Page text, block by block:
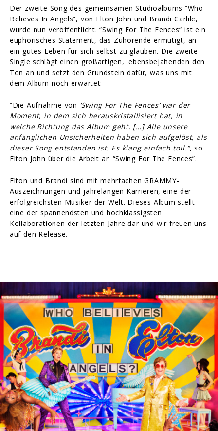
Der zweite Song des gemeinsamen Studioalbums “Who
Believes In Angels”, von Elton John und Brandi Carlile,
wurde nun veröffentlicht. “Swing For The Fences“ ist ein
euphorisches Statement, das Zuhörende ermutigt, an
ein gutes Leben für sich selbst zu glauben. Die zweite
Single schlägt einen großartigen, lebensbejahenden den
Ton an und setzt den Grundstein dafür, was uns mit
dem Album noch erwartet:
“Die Aufnahme von ‘Swing For The Fences’ war der
Moment, in dem sich herauskristallisiert hat, in
welche Richtung das Album geht. […] Alle unsere
anfänglichen Unsicherheiten haben sich aufgelöst, als
dieser Song entstanden ist. Es klang einfach toll.“, so
Elton John über die Arbeit an “Swing For The Fences”.
Elton und Brandi sind mit mehrfachen GRAMMY-
Auszeichnungen und jahrelangen Karrieren, eine der
erfolgreichsten Musiker der Welt. Dieses Album stellt
eine der spannendsten und hochklassigsten
Kollaborationen der letzten Jahre dar und wir freuen uns
auf den Release.